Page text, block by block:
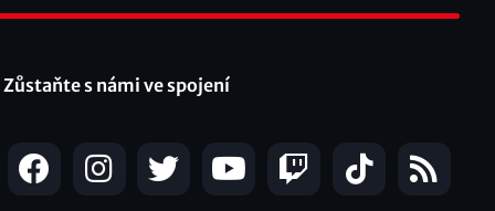
Zůstaňte s námi ve spojení